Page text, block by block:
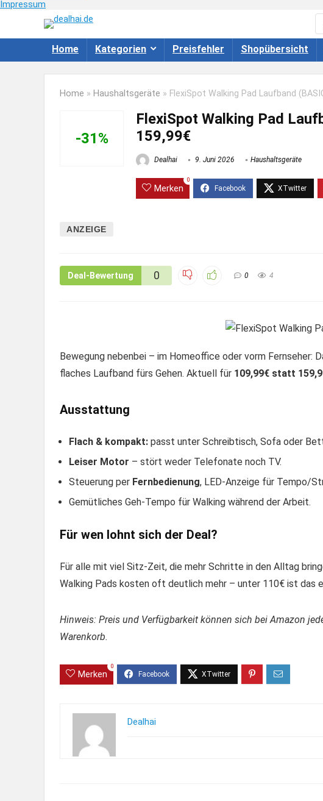
Impressum
Home Kategorien Preisfehler Shopübersicht
Home » Haushaltsgeräte » FlexiSpot Walking Pad Laufband
-31%
FlexiSpot Walking Pad
159,99€
Dealhai 9. Juni 2026 Haushaltsgeräte
Merken
0
ANZEIGE
Deal-Bewertung 0 0 4
Bewegung nebenbei – im Homeoffice oder vorm Fernseher:
flaches Laufband fürs Gehen. Aktuell für 109,99€ statt
Ausstattung
Flach & kompakt: passt unter Schreibtisch, Sofa oder
Leiser Motor – stört weder Telefonate noch TV.
Steuerung per Fernbedienung, LED-Anzeige für Tempo/
Gemütliches Geh-Tempo für Walking während der Arbeit.
Für wen lohnt sich der Deal?
Für alle mit viel Sitz-Zeit, die mehr Schritte in den Alltag
Walking Pads kosten oft deutlich mehr – unter 110€ ist das
Hinweis: Preis und Verfügbarkeit können sich bei Amazon
Warenkorb.
Merken
0
Dealhai